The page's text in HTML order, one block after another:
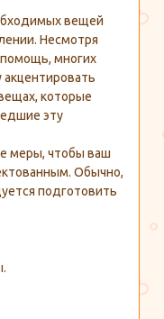
вещей
Несмотря
многих
которые
эту
меры, чтобы ваш
Обычно,
подготовить